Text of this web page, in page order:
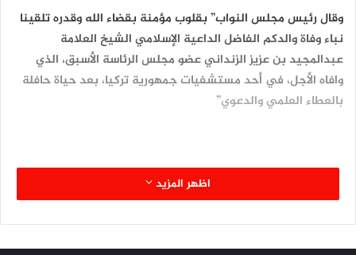
وقال رئيس مجلس النواب” بقلوب مؤمنة بقضاء الله وقدره تلقينا
نباء وفاة والدكم الفاضل الداعية الإسلامي الشيخ العلامة
عبدالمجيد بن عزيز الزنداني عضو مجلس الرئاسة الأسبق، الذي
وافاه الأجل، في أحد مستشفيات جمهورية تركيا، بعد حياة حافلة
بالعطاء العلمي والدعوي”
و اضاف “لقد شارك الفقيد في العديد من المحطات السياسية
والتنظيمية والحزبية في اليمن، منذ طليعة شبابه، حتى أتت
مليشيا الحوثي الإرهابية الإجرامية وقضت على تلك التجارب
وشردت كل رجال الدولة والعمل السياسي والتنظيمي”.
اظهر المزيد